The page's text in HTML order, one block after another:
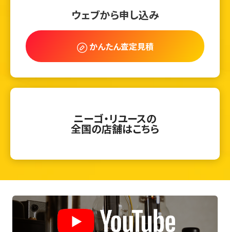
ウェブから申し込み
かんたん査定見積
ニーゴ・リユースの
全国の店舗はこちら